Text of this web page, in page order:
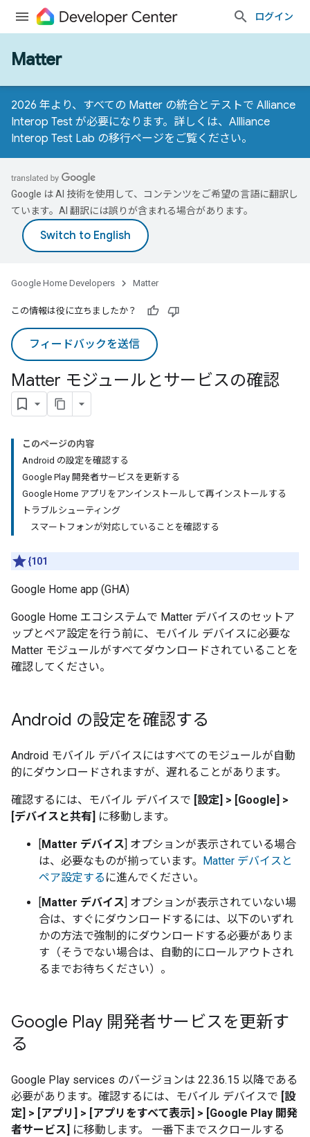
ログイン
Matter
2026 年より、すべての Matter の統合とテストで Alliance
Interop Test が必要になります。詳しくは、 Allliance
Interop Test Lab の移行ページをご覧ください。
Google は AI 技術を使用して、コンテンツをご希望の言語に翻訳し
ています。AI 翻訳には誤りが含まれる場合があります。
Google Home Developers Matter
この情報は役に立ちましたか？
フィードバックを送信
Matter モジュールとサービスの確認
このページの内容
Android の設定を確認する
Google Play 開発者サービスを更新する
Google Home アプリをアンインストールして再インストールする
トラブルシューティング
スマートフォンが対応していることを確認する
{101
Google Home app (GHA)
Google Home エコシステムで Matter デバイスのセットア
ップとペア設定を行う前に、モバイル デバイスに必要な
Matter モジュールがすべてダウンロードされていることを
確認してください。
Android の設定を確認する
Android モバイル デバイスにはすべてのモジュールが自動
的にダウンロードされますが、遅れることがあります。
確認するには、モバイル デバイスで [設定] > [Google] >
[デバイスと共有] に移動します。
[Matter デバイス] オプションが表示されている場合
は、必要なものが揃っています。 Matter デバイスと
ペア設定する に進んでください。
[Matter デバイス] オプションが表示されていない場
合は、すぐにダウンロードするには、以下のいずれ
かの方法で強制的にダウンロードする必要がありま
す（そうでない場合は、自動的にロールアウトされ
るまでお待ちください）。
Google Play 開発者サービスを更新す
る
Google Play services のバージョンは 22.36.15 以降である
必要があります。確認するには、モバイル デバイスで [設
定] > [アプリ] > [アプリをすべて表示] > [Google Play 開発
者サービス] に移動します。 一番下までスクロールする